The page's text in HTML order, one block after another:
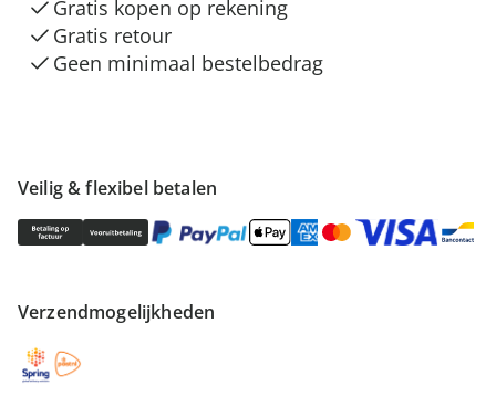
Veilig & flexibel betalen
Verzendmogelijkheden
Gratis kopen op rekening
Gratis retour
Geen minimaal bestelbedrag